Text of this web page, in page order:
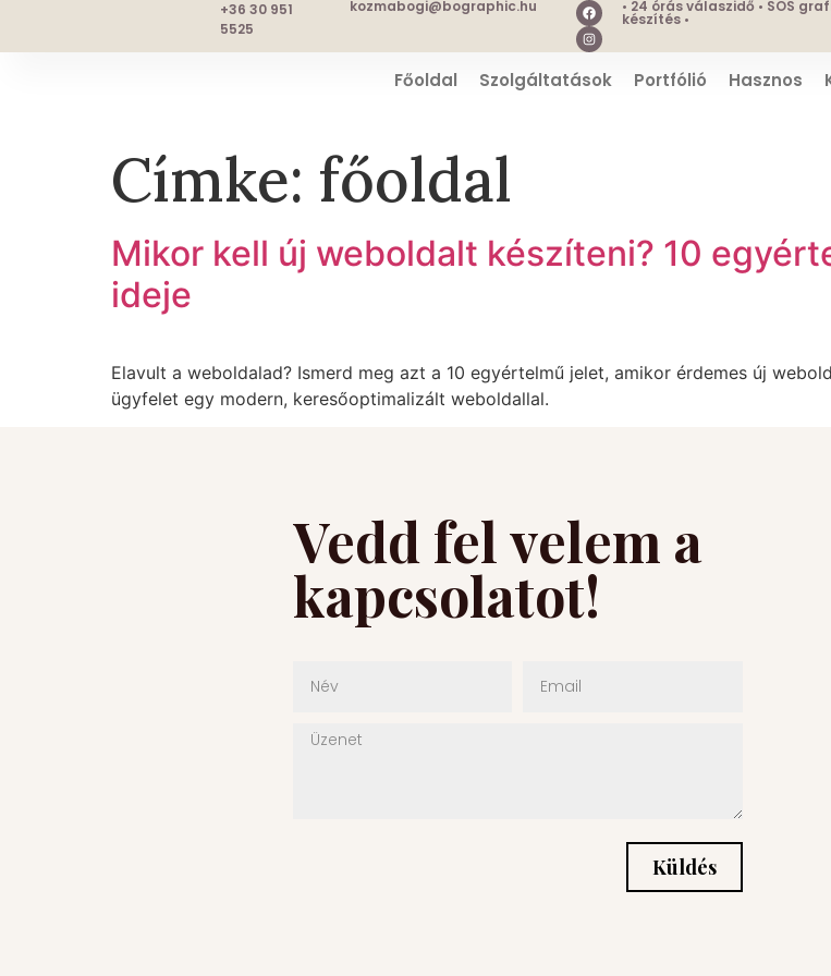
+36 30 951
5525
kozmabogi@bographic.hu • 24 órás válaszidő • SOS
készítés •
Főoldal Szolgáltatások Portfólió Hasznos
Címke: főoldal
Mikor kell új weboldalt készíteni? 10
ideje
Elavult a weboldalad? Ismerd meg azt a 10 egyértelmű jelet, amikor érdemes új
ügyfelet egy modern, keresőoptimalizált weboldallal.
Vedd fel velem a
kapcsolatot!
Küldés